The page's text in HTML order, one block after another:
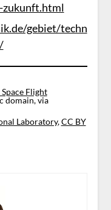
zukunft.html
gebiet/techn
Space Flight
domain, via
Laboratory,CC BY